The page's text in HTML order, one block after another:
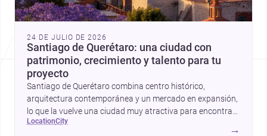
24 DE JULIO DE 2026
Santiago de Querétaro: una ciudad con
patrimonio, crecimiento y talento para tu
proyecto
Santiago de Querétaro combina centro histórico,
arquitectura contemporánea y un mercado en expansión,
lo que la vuelve una ciudad muy atractiva para encontrar
arquitectos y constructores.
location city
→